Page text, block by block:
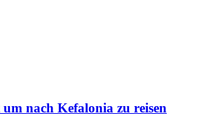
um nach Kefalonia zu reisen